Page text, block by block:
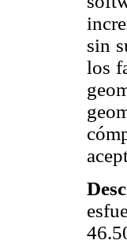
sin
los